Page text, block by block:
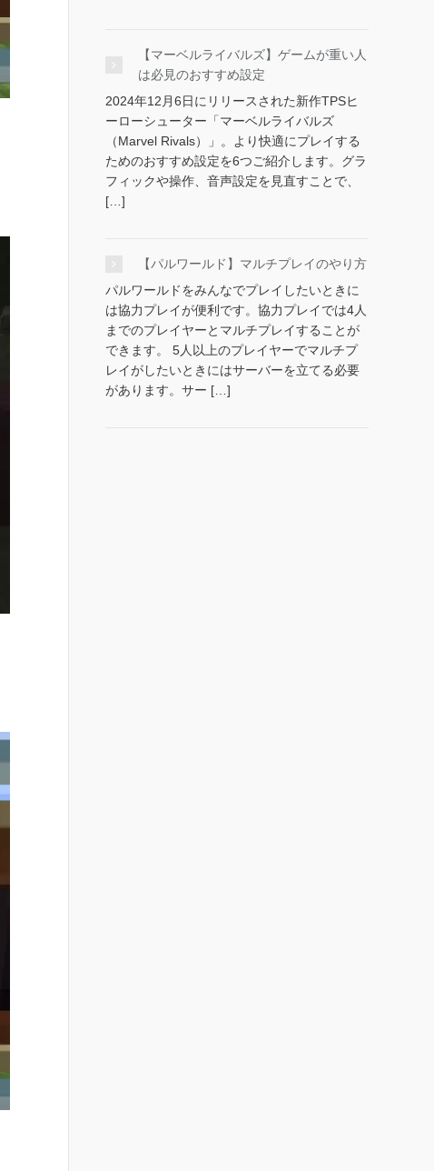
【マーベルライバルズ】ゲームが重い人
は必見のおすすめ設定
2024年12月6日にリリースされた新作TPSヒ
ーローシューター「マーベルライバルズ
（Marvel Rivals）」。より快適にプレイする
ためのおすすめ設定を6つご紹介します。グラ
フィックや操作、音声設定を見直すことで、
[…]
【パルワールド】マルチプレイのやり方
パルワールドをみんなでプレイしたいときに
は協力プレイが便利です。協力プレイでは4人
までのプレイヤーとマルチプレイすることが
できます。 5人以上のプレイヤーでマルチプ
レイがしたいときにはサーバーを立てる必要
があります。サー […]